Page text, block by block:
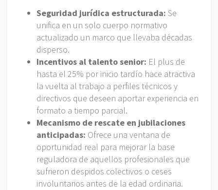
Seguridad jurídica estructurada: Se
unifica en un solo cuerpo normativo
actualizado un marco que llevaba décadas
disperso.
Incentivos al talento senior: El plus de
hasta el 25% por inicio tardío hace atractiva
la vuelta al trabajo a perfiles técnicos y
directivos que deseen aportar experiencia en
formato a tiempo parcial.
Mecanismo de rescate en jubilaciones
anticipadas: Ofrece una ventana de
oportunidad real para mejorar la base
reguladora de aquellos profesionales que
sufrieron despidos colectivos o ceses
involuntarios antes de la edad ordinaria.